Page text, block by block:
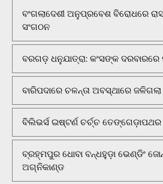
ବଂଗଲାଦେଶୀ ଅନୁପ୍ରବେଶ ବିରୋଧରେ
ସଂଗଠନ
ବରଗଡ଼ ଧନୁଯାତ୍ରା: କଂସଙ୍କ
ବାରିପଦାରେ ଚଳନ୍ତା ଅବସ୍ଥାରେ
ବିଲିଭର୍ସ ଇଷ୍ଟର୍ଣ ଚର୍ଚ୍ଚ ତେଙ୍ଗେଡ଼ାପଥର
ବ୍ରହ୍ମପୁର ଧୋବା ବନ୍ଧହୁଡ଼ା ଭେଣ୍ଡିଂ
ଅଗ୍ନିକାଣ୍ଡ